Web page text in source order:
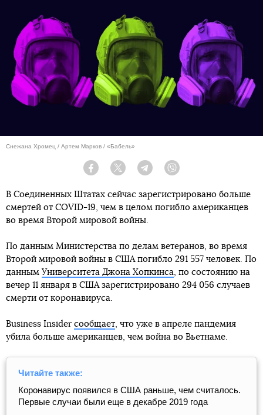
Снежана Хромец / Артем Марков / «Бабель»
Facebook Twitter Telegram
В Соединенных Штатах сейчас зарегистрировано больше
смертей от COVID-19, чем в целом погибло американцев
во время Второй мировой войны.
По данным Министерства по делам ветеранов, во время
Второй мировой войны в США погибло 291 557 человек. По
данным Университета Джона Хопкинса, по состоянию на
вечер 11 января в США зарегистрировано 294 056 случаев
смерти от коронавируса.
Business Insider сообщает, что уже в апреле пандемия
убила больше американцев, чем война во Вьетнаме.
Читайте также:
Коронавирус появился в США раньше, чем считалось.
Первые случаи были еще в декабре 2019 года